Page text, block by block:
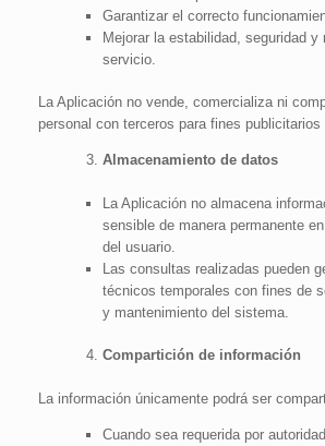
Garantizar el correcto
Mejorar la estabilidad, seguridad y
servicio.
La Aplicación no vende, comercializa ni
personal con terceros para fines
Almacenamiento de datos
La Aplicación no almacena
sensible de manera permanente
del usuario.
Las consultas realizadas pueden
técnicos temporales con fines de
y mantenimiento del sistema.
Compartición de información
La información únicamente podrá ser
Cuando sea requerida por